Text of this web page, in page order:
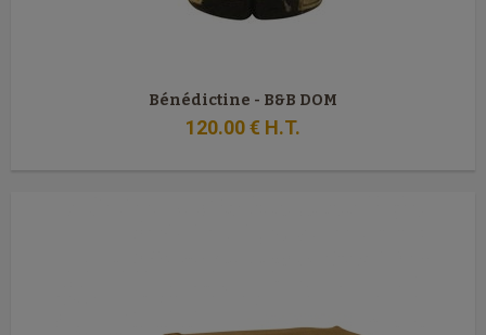
Bénédictine - B&B DOM
120.00€ H.T.